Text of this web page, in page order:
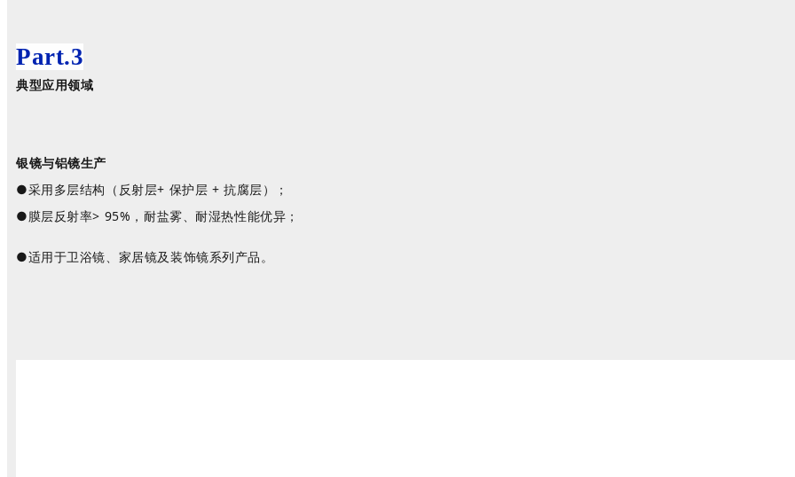
Part.3
典型应用领域
银镜与铝镜生产
●采用多层结构（反射层+ 保护层 + 抗腐层）；
●膜层反射率> 95%，耐盐雾、耐湿热性能优异；
●适用于卫浴镜、家居镜及装饰镜系列产品。